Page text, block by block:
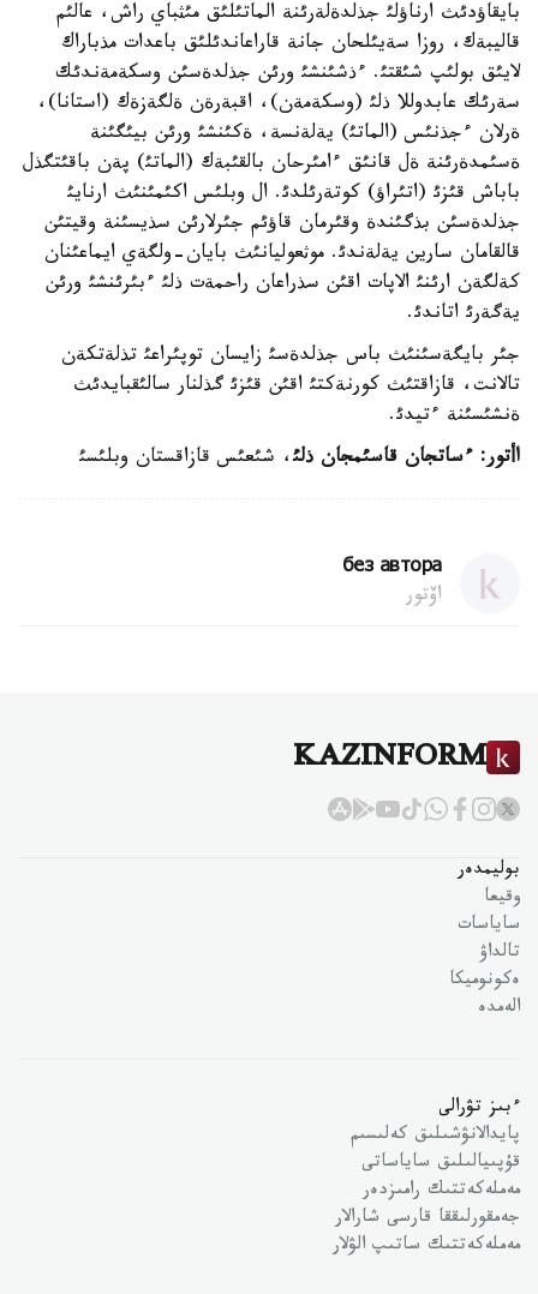
بايقاؤدئث ارناؤلئ جذلدةلةرئنة الماتئلئق مئثباي راش، عالئم
قاليبةك، روزا سةيئلحان جانة قاراعاندئلئق باعدات مذباراك
لايئق بولئپ شئقتئ. ءذشئنشئ ورئن جذلدةسئن وسكةمةندئك
سةرئك عابدوللا ذلئ (وسكةمةن)، اقبةرةن ةلگةزةك (استانا)،
ةرلان ءجذنئس (الماتئ) يةلةنسة، ةكئنشئ ورئن بيئگئنة
ةسئمدةرئنة ةل قانئق ءامئرحان بالقئبةك (الماتئ) پةن باقئتگذل
باباش قئزئ (اتئراؤ) كوتةرئلدئ. ال وبلئس اكئمئنئث ارنايئ
جذلدةسئن بذگئندة وقئرمان قاؤئم جئرلارئن سذيسئنة وقيتئن
قالقامان سارين يةلةندئ. موثعوليانئث بايان-ولگةي ايماعئنان
كةلگةن ارئنئ الاپات اقئن سذراعان راحمةت ذلئ ءبئرئنشئ ورئن
يةگةرئ اتاندئ.
جئر بايگةسئنئث باس جذلدةسئ زايسان توپئراعئ تذلةتكةن
تالانت، قازاقتئث كورنةكتئ اقئن قئزئ گذلنار سالئقبايدئث
ةنشئسئنة ءتيدئ.
اأتور: ءساتجان قاسئمجان ذلئ، شئعئس قازاقستان وبلئسئ
без автора
اۆتور
KAZINFORM
بوليمدەر
وقيعا
ساياسات
تالداۋ
ەكونوميكا
الەمدە
ءبىز تۋرالى
پايدالانۋشىلىق كەلىسىم
قۇپىيالىلىق ساياساتى
مەملەكەتتىك رامىزدەر
جەمقورلىققا قارسى شارالار
مەملەكەتتىك ساتىپ الۋلار